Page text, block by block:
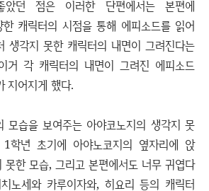
던 점은 이러한 단편에서는 본편에
캐릭터의 시점을 통해 에피소드를 읽어
생각지 못한 캐릭터의 내면이 그려진다는
거 각 캐릭터의 내면이 그려진 에피소드
지어지게 했다.
모습을 보여주는 아야코노지의 생각지 못
학년 초기에 아야노코지의 옆자리에 앉
못한 모습, 그리고 본편에서도 너무 귀엽다
노세와 카루이자와, 히요리 등의 캐릭터